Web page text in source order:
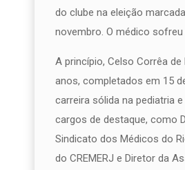
do clube na eleição
novembro. O médico
A princípio, Celso Corrêa de
anos, completados em 15
carreira sólida na pediatria
cargos de destaque, como
Sindicato dos Médicos do
do CREMERJ e Diretor da